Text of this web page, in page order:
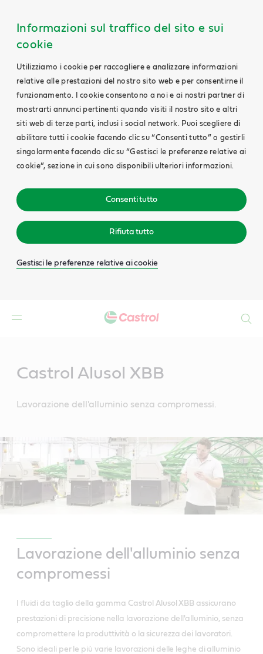
Informazioni sul traffico del sito e sui
cookie
Utilizziamo i cookie per raccogliere e analizzare informazioni
relative alle prestazioni del nostro sito web e per consentirne il
funzionamento. I cookie consentono a noi e ai nostri partner di
mostrarti annunci pertinenti quando visiti il nostro sito e altri
siti web di terze parti, inclusi i social network. Puoi scegliere di
abilitare tutti i cookie facendo clic su “Consenti tutto” o gestirli
singolarmente facendo clic su “Gestisci le preferenze relative ai
cookie”, sezione in cui sono disponibili ulteriori informazioni.
Consenti tutto
Rifiuta tutto
Gestisci le preferenze relative ai cookie
Castrol Alusol XBB
Lavorazione dell'alluminio senza compromessi.
Lavorazione dell'alluminio senza
compromessi
I fluidi da taglio della gamma Castrol Alusol XBB assicurano
prestazioni di precisione nella lavorazione dell'alluminio, senza
compromettere la produttività o la sicurezza dei lavoratori.
Sono ideali per le più varie lavorazioni delle leghe di alluminio